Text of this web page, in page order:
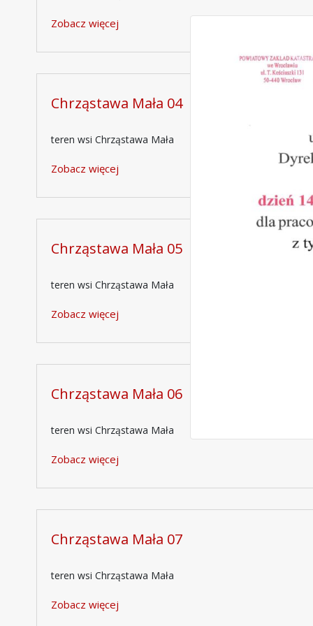
Zobacz więcej
Chrząstawa Mała 04
teren wsi Chrząstawa Mała
Zobacz więcej
Chrząstawa Mała 05
teren wsi Chrząstawa Mała
Zobacz więcej
Chrząstawa Mała 06
teren wsi Chrząstawa Mała
Zobacz więcej
Chrząstawa Mała 07
teren wsi Chrząstawa Mała
Zobacz więcej